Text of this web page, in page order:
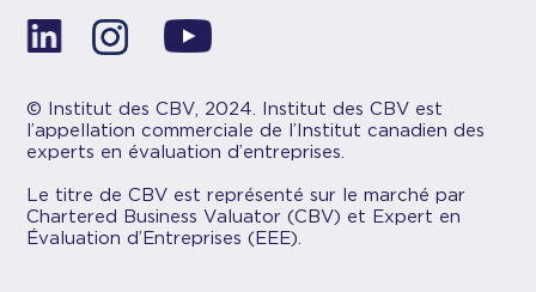
© Institut des CBV, 2024. Institut des CBV est
l’appellation commerciale de l’Institut canadien des
experts en évaluation d’entreprises.
Le titre de CBV est représenté sur le marché par
Chartered Business Valuator (CBV) et Expert en
Évaluation d’Entreprises (EEE).